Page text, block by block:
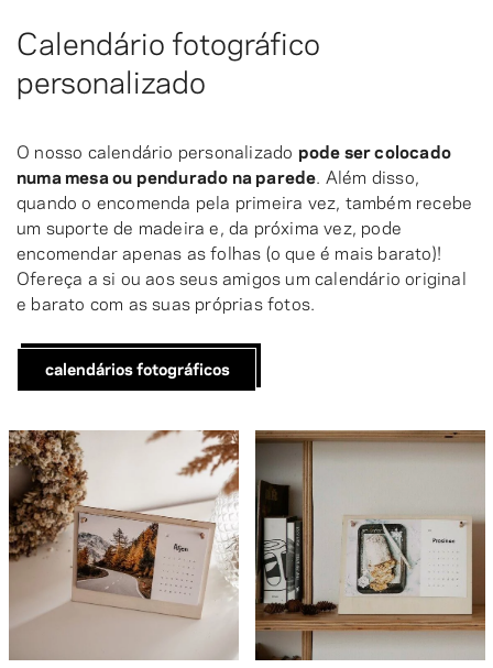
Calendário fotográfico
personalizado
O nosso calendário personalizado pode ser colocado
numa mesa ou pendurado na parede . Além disso,
quando o encomenda pela primeira vez, também recebe
um suporte de madeira e, da próxima vez, pode
encomendar apenas as folhas (o que é mais barato)!
Ofereça a si ou aos seus amigos um calendário original
e barato com as suas próprias fotos.
calendários fotográficos